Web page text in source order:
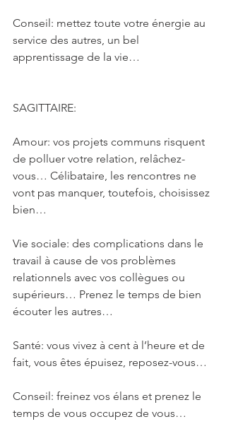
Conseil: mettez toute votre énergie au
service des autres, un bel
apprentissage de la vie…
SAGITTAIRE:
Amour: vos projets communs risquent
de polluer votre relation, relâchez-
vous… Célibataire, les rencontres ne
vont pas manquer, toutefois, choisissez
bien…
Vie sociale: des complications dans le
travail à cause de vos problèmes
relationnels avec vos collègues ou
supérieurs… Prenez le temps de bien
écouter les autres…
Santé: vous vivez à cent à l’heure et de
fait, vous êtes épuisez, reposez-vous…
Conseil: freinez vos élans et prenez le
temps de vous occupez de vous…